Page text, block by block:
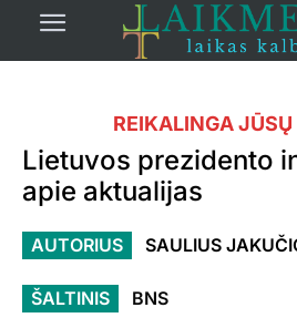
REIKALINGA
Lietuvos prezidento
apie aktualijas
AUTORIUS SAULIUS
ŠALTINIS BNS